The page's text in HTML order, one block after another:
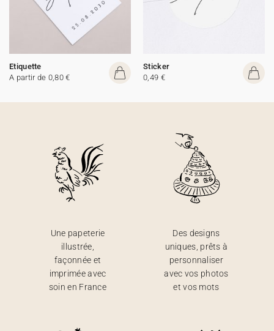
Etiquette
A partir de 0,80 €
Sticker
0,49 €
Une papeterie
illustrée,
façonnée et
imprimée avec
soin en France
Des designs
uniques, prêts à
personnaliser
avec vos photos
et vos mots